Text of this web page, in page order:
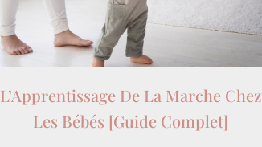
L’Apprentissage De La Marche Chez
Les Bébés [Guide Complet]